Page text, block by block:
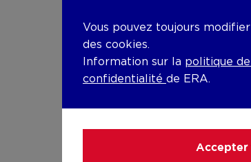
Vous pouvez toujours
des cookies.
Information sur la politique
confidentialité de ERA.
Accepter